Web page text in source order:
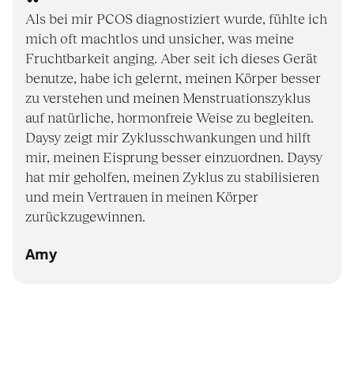
Als bei mir PCOS diagnostiziert wurde, fühlte ich
mich oft machtlos und unsicher, was meine
Fruchtbarkeit anging. Aber seit ich dieses Gerät
benutze, habe ich gelernt, meinen Körper besser
zu verstehen und meinen Menstruationszyklus
auf natürliche, hormonfreie Weise zu begleiten.
Daysy zeigt mir Zyklusschwankungen und hilft
mir, meinen Eisprung besser einzuordnen. Daysy
hat mir geholfen, meinen Zyklus zu stabilisieren
und mein Vertrauen in meinen Körper
zurückzugewinnen.
Amy